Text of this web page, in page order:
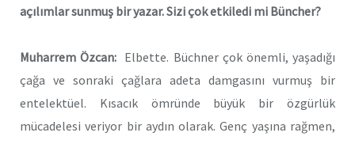
açılımlar sunmuş bir yazar. Sizi çok etkiledi mi Büncher?
Muharrem Özcan: Elbette. Büchner çok önemli, yaşadığı
çağa ve sonraki çağlara adeta damgasını vurmuş bir
entelektüel. Kısacık ömründe büyük bir özgürlük
mücadelesi veriyor bir aydın olarak. Genç yaşına rağmen,